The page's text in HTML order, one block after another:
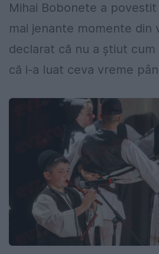
Mihai Bobonete a
mai jenante momente din
declarat că nu a știut cum
că i-a luat ceva vreme